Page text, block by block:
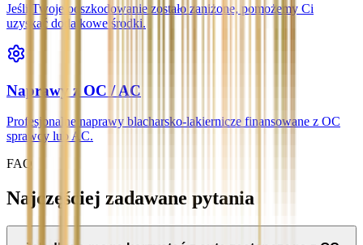
Jeśli Twoje odszkodowanie zostało zaniżone, pomożemy Ci
uzyskać dodatkowe środki.
Naprawy z OC / AC
Profesjonalne naprawy blacharsko-lakiernicze finansowane z OC
sprawcy lub AC.
FAQ
Najczęściej zadawane pytania